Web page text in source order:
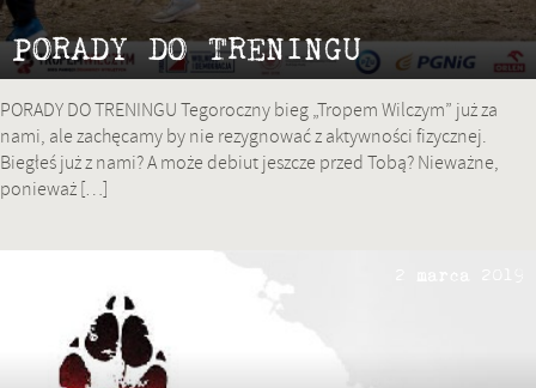
PORADY DO TRENINGU
PORADY DO TRENINGU Tegoroczny bieg „Tropem Wilczym” już za
nami, ale zachęcamy by nie rezygnować z aktywności fizycznej.
Biegłeś już z nami? A może debiut jeszcze przed Tobą? Nieważne,
ponieważ […]